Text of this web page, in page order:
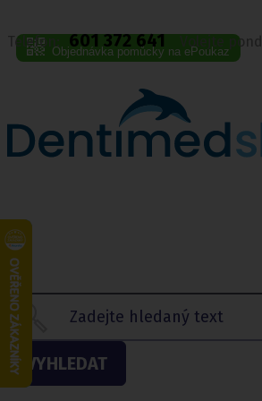
Telefon: 601 372 641 Volejte
Objednávka pomůcky na ePoukaz
VYHLEDAT